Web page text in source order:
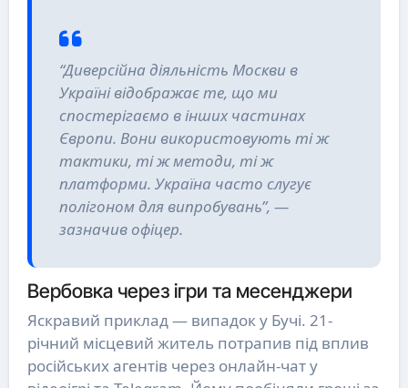
“Диверсійна діяльність Москви в
Україні відображає те, що ми
спостерігаємо в інших частинах
Європи. Вони використовують ті ж
тактики, ті ж методи, ті ж
платформи. Україна часто слугує
полігоном для випробувань”, —
зазначив офіцер.
Вербовка через ігри та месенджери
Яскравий приклад — випадок у Бучі. 21-
річний місцевий житель потрапив під вплив
російських агентів через онлайн-чат у